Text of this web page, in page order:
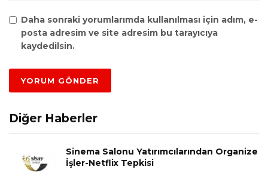
Daha sonraki yorumlarımda kullanılması için adım, e-
posta adresim ve site adresim bu tarayıcıya
kaydedilsin.
Diğer Haberler
Sinema Salonu Yatırımcılarından Organize
İşler-Netflix Tepkisi